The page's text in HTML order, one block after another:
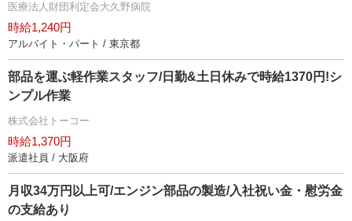
医療法人財団利定会大久野病院
時給1,240円
アルバイト・パート / 東京都
部品を運ぶ軽作業スタッフ/日勤&土日休みで時給1370円!シ
ンプル作業
株式会社トーコー
時給1,370円
派遣社員 / 大阪府
月収34万円以上可/エンジン部品の製造/入社祝い金・慰労金
の支給あり